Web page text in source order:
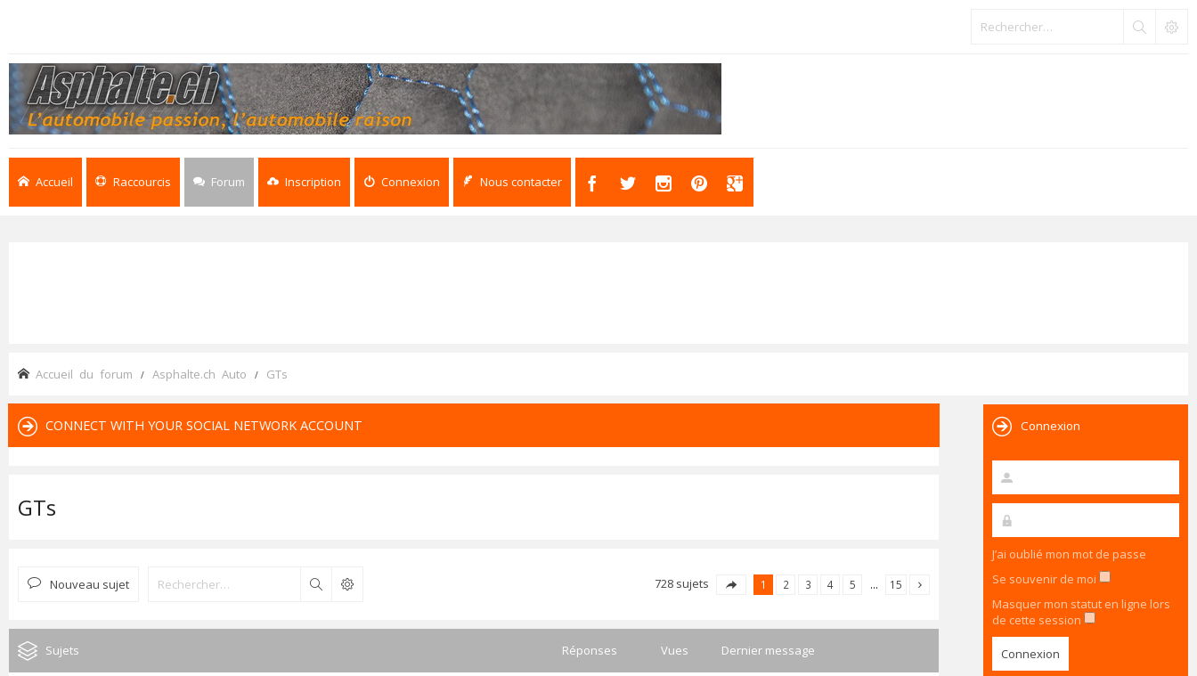
Accueil Raccourcis Forum Inscription Connexion Nous contacter
Accueil du forum Asphalte.ch Auto GTs
CONNECT WITH YOUR SOCIAL NETWORK ACCOUNT
GTs
Nouveau sujet Rechercher 728 sujets 1 2 3 4 5 … 15
Sujets Réponses Vues Dernier message
Connexion
J’ai oublié mon mot de passe
Se souvenir de moi
Masquer mon statut en ligne lors
de cette session